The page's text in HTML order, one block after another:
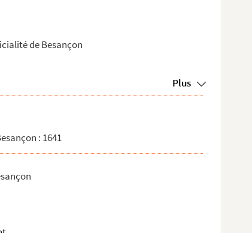
de Besançon
Plus
: 1641